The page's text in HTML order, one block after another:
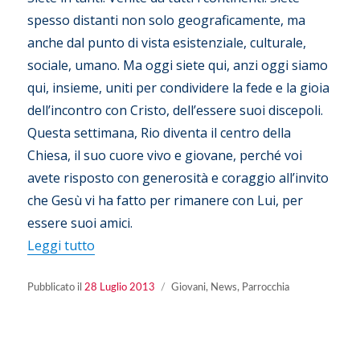
spesso distanti non solo geograficamente, ma
anche dal punto di vista esistenziale, culturale,
sociale, umano. Ma oggi siete qui, anzi oggi siamo
qui, insieme, uniti per condividere la fede e la gioia
dell’incontro con Cristo, dell’essere suoi discepoli.
Questa settimana, Rio diventa il centro della
Chiesa, il suo cuore vivo e giovane, perché voi
avete risposto con generosità e coraggio all’invito
che Gesù vi ha fatto per rimanere con Lui, per
essere suoi amici.
Leggi tutto
Pubblicato ilPubblicato
28 Luglio 2013 Categorie
Giovani, News, Parrocchia